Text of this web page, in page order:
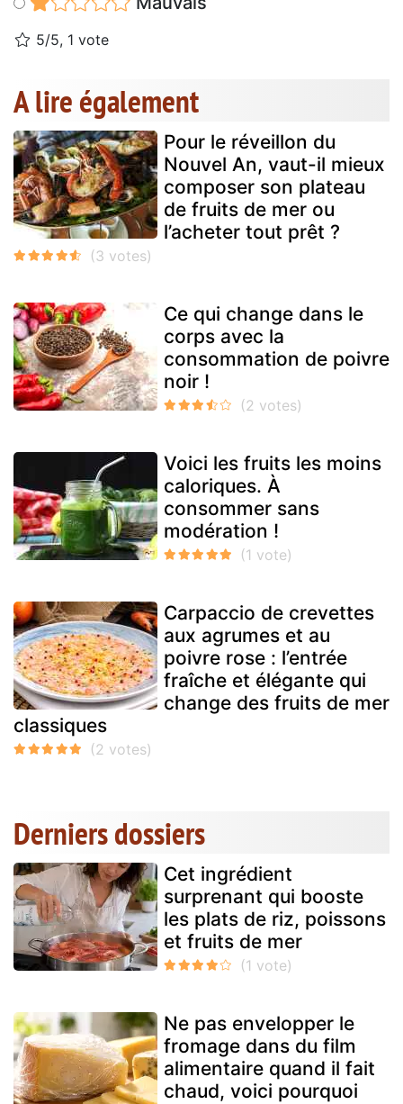
5/5, 1 vote
A lire également
Pour le réveillon du
Nouvel An, vaut-il mieux
composer son plateau
de fruits de mer ou
l’acheter tout prêt ?
Ce qui change dans le
corps avec la
consommation de poivre
noir !
Voici les fruits les moins
caloriques. À
consommer sans
modération !
Carpaccio de crevettes
aux agrumes et au
poivre rose : l’entrée
fraîche et élégante qui
change des fruits de mer
classiques
Derniers dossiers
Cet ingrédient
surprenant qui booste
les plats de riz, poissons
et fruits de mer
Ne pas envelopper le
fromage dans du film
alimentaire quand il fait
chaud, voici pourquoi